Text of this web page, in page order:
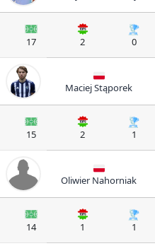
17 2 0
Maciej Stąporek
15 2 1
Oliwier Nahorniak
14 1 1